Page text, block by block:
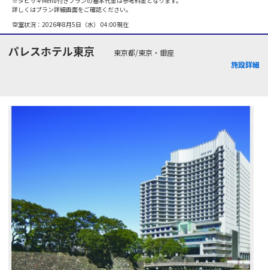
詳しくはプラン詳細画面をご確認ください。
空室状況： 2026年8月5日（水） 04:00現在
パレスホテル東京
東京都/東京・銀座
施設詳細